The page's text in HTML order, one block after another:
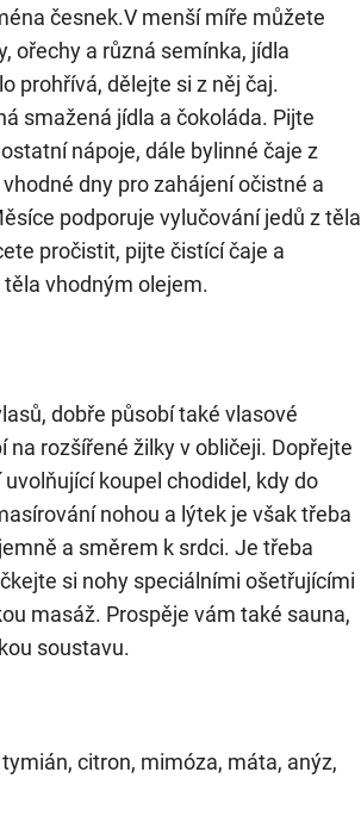
česnek.V menší míře můžete
ořechy a různá semínka, jídla
prohřívá, dělejte si z něj čaj.
smažená jídla a čokoláda. Pijte
nápoje, dále bylinné čaje z
dny pro zahájení očistné a
podporuje vylučování jedů z těla
pročistit, pijte čistící čaje a
vhodným olejem.
dobře působí také vlasové
rozšířené žilky v obličeji. Dopřejte
koupel chodidel, kdy do
nohou a lýtek je však třeba
a směrem k srdci. Je třeba
si nohy speciálními ošetřujícími
masáž. Prospěje vám také sauna,
soustavu.
citron, mimóza, máta, anýz,